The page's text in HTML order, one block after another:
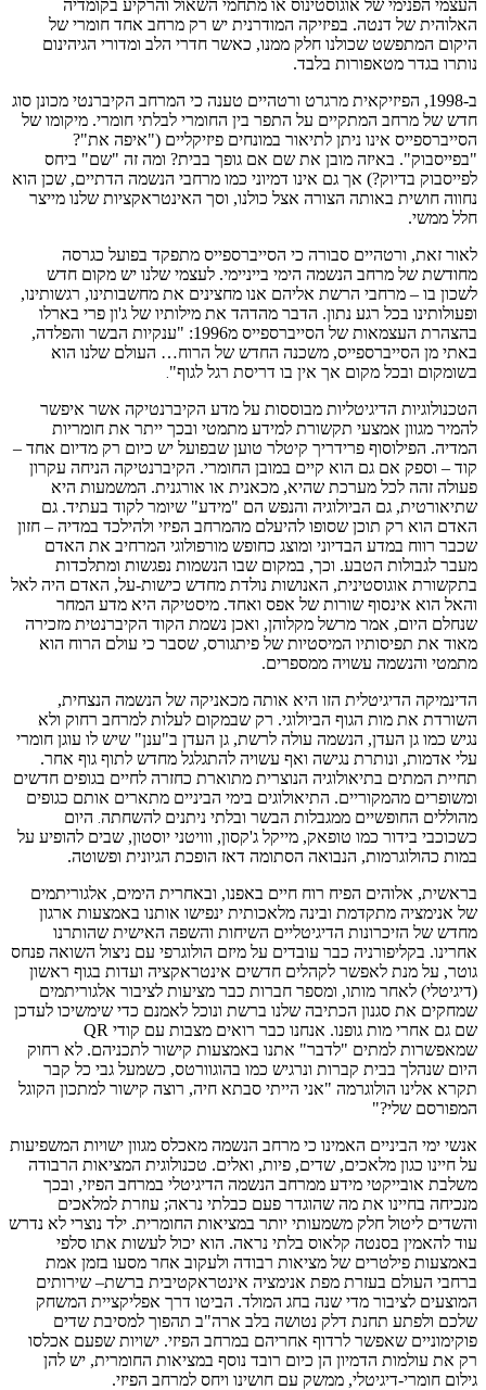
העצמי הפנימי של אוגוסטינוס או מתחמי השאול והרקיע בקומדיה
האלוהית של דנטה. בפיזיקה המודרנית יש רק מרחב אחד חומרי של
היקום המתפשט שכולנו חלק ממנו, כאשר חדרי הלב ומדורי הגיהינום
נותרו בגדר מטאפורות בלבד.
ב-1998, הפיזיקאית מרגרט ורטהיים טענה כי המרחב הקיברנטי מכונן סוג
חדש של מרחב המתקיים על התפר בין החומרי לבלתי חומרי. מיקומו של
הסייברספייס אינו ניתן לתיאור במונחים פיזיקליים ("איפה את"?
"בפייסבוק". באיזה מובן את שם אם גופך בבית? ומה זה "שם" ביחס
לפייסבוק בדיוק?) אך גם אינו דמיוני כמו מרחבי הנשמה הדתיים, שכן הוא
נחווה חושית באותה הצורה אצל כולנו, וסך האינטראקציות שלנו מייצר
חלל ממשי.
לאור זאת, ורטהיים סבורה כי הסייברספייס מתפקד בפועל כגרסה
מחודשת של מרחב הנשמה הימי בייניימי. לעצמי שלנו יש מקום חדש
לשכון בו – מרחבי הרשת אליהם אנו מחצינים את מחשבותינו, רגשותינו,
ופעולותינו בכל רגע נתון. הדבר מהדהד את מילותיו של ג'ון פרי בארלו
בהצהרת העצמאות של הסייברספייס מ1996: "ענקיות הבשר והפלדה,
באתי מן הסייברספייס, משכנה החדש של הרוח… העולם שלנו הוא
בשומקום ובכל מקום אך אין בו דריסת רגל לגוף"
הטכנולוגיות הדיגיטליות מבוססות על מדע הקיברנטיקה אשר איפשר
להמיר מגוון אמצעי תקשורת למידע מתמטי ובכך ייתר את חומריות
המדיה. הפילוסוף פרידריך קיטלר טוען שבפועל יש כיום רק מדיום אחד –
קוד – וספק אם גם הוא קיים במובן החומרי. הקיברנטיקה הניחה עקרון
פעולה זהה לכל מערכת שהיא, מכאנית או אורגנית. המשמעות היא
שתיאורטית, גם הביולוגיה והנפש הם "מידע" שיומר לקוד בעתיד. גם
האדם הוא רק תוכן שסופו להיעלם מהמרחב הפיזי ולהילכד במדיה – חזון
שכבר רווח במדע הבדיוני ומוצג כחופש מורפולוגי המרחיב את האדם
מעבר לגבולות הטבע. וכך, במקום שבו הנשמות נפגשות ומתלכדות
בתקשורת אוגוסטינית, האנושות נולדת מחדש כישות-על, האדם היה לאל
והאל הוא אינסוף שורות של אפס ואחד. מיסטיקה היא מדע המחר
שנחלם היום, אמר מרשל מקלוהן, ואכן נשמת הקוד הקיברנטית מזכירה
מאוד את תפיסותיו המיסטיות של פיתגורס, שסבר כי עולם הרוח הוא
מתמטי והנשמה עשויה ממספרים.
הדינמיקה הדיגיטלית הזו היא אותה מכאניקה של הנשמה הנצחית,
השורדת את מות הגוף הביולוגי. רק שבמקום לעלות למרחב רחוק ולא
נגיש כמו גן העדן, הנשמה עולה לרשת, גן העדן ב"ענן" שיש לו עוגן חומרי
עלי אדמות, ונותרת נגישה ואף עשויה להתגלגל מחדש לתוף גוף אחר.
תחיית המתים בתיאולוגיה הנוצרית מתוארת כחזרה לחיים בגופים חדשים
ומשופרים מהמקוריים. התיאולוגים בימי הביניים מתארים אותם כגופים
מהוללים החופשיים ממגבלות הבשר ובלתי ניתנים להשחתה היום
כשכוכבי בידור כמו טופאק, מייקל ג'קסון, ווויטני יוסטון, שבים להופיע על
במות כהולוגרמות, הנבואה הסתומה דאז הופכת הגיונית ופשוטה.
בראשית, אלוהים הפיח רוח חיים באפנו, ובאחרית הימים, אלגוריתמים
של אנימציה מתקדמת ובינה מלאכותית ינפישו אותנו באמצעות ארגון
מחדש של הזיכרונות הדיגיטליים השיחות והשפה האישית שהותרנו
אחרינו. בקליפורניה כבר עובדים על מיזם הולוגרפי עם ניצול השואה פנחס
גוטר, על מנת לאפשר לקהלים חדשים אינטראקציה ועדות בגוף ראשון
(דיגיטלי) לאחר מותו, ומספר חברות כבר מציעות לציבור אלגוריתמים
שמחקים את סגנון הכתיבה שלנו ברשת ונוכל לאמנם כדי שימשיכו לעדכן
שם גם אחרי מות גופנו. אנחנו כבר רואים מצבות עם קודי QR
שמאפשרות למתים "לדבר" אתנו באמצעות קישור לתכניהם. לא רחוק
היום שנהלך בבית קברות ונרגיש כמו בהוגוורטס, כשמעל גבי כל קבר
תקרא אלינו הולוגרמה "אני הייתי סבתא חיה, רוצה קישור למתכון הקוגל
המפורסם שלי?"
אנשי ימי הביניים האמינו כי מרחב הנשמה מאכלס מגוון ישויות המשפיעות
על חיינו כגון מלאכים, שדים, פיות, ואלים. טכנולוגית המציאות הרבודה
משלבת אובייקטי מידע ממרחב הנשמה הדיגיטלי במרחב הפיזי, ובכך
מנכיחה בחיינו את מה שהוגדר פעם כבלתי נראה; עוזרת למלאכים
והשדים ליטול חלק משמעותי יותר במציאות החומרית. ילד נוצרי לא נדרש
עוד להאמין בסנטה קלאוס בלתי נראה. הוא יכול לעשות אתו סלפי
באמצעות פילטרים של מציאות רבודה ולעקוב אחר מסעו בזמן אמת
ברחבי העולם בעזרת מפת אנימציה אינטראקטיבית ברשת– שירותים
המוצעים לציבור מדי שנה בחג המולד. הביטו דרך אפליקציית המשחק
שלכם ולפתע תחנת דלק נטושה בלב ארה"ב תהפוך למסיבת שדים
פוקימוניים שאפשר לרדוף אחריהם במרחב הפיזי. ישויות שפעם אכלסו
רק את עולמות הדמיון הן כיום רובד נוסף במציאות החומרית, יש להן
גילום חומרי-דיגיטלי, ממשק עם חושינו ויחס למרחב הפיזי.